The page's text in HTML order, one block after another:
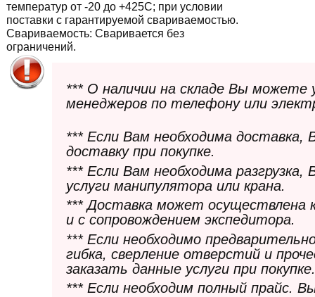
температур от -20 до +425С; при условии
поставки с гарантируемой свариваемостью.
Свариваемость: Сваривается без
ограничений.
*** О наличии на складе Вы можете
менеджеров по телефону или
*** Если Вам необходима
доставку при покупке.
*** Если Вам необходима
услуги манипулятора или крана.
*** Доставка может осуществлена
и с сопровождением экспедитора.
*** Если необходимо
гибка, сверление отверстий и
заказать данные услуги при покупке.
*** Если необходим полный прайс.